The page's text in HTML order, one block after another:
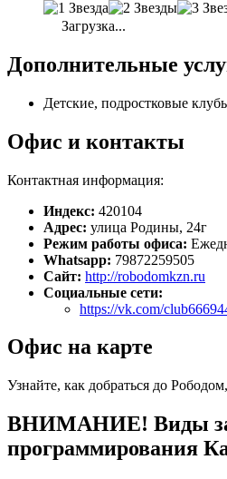
Загрузка...
Дополнительные
Детские, подростковые
Офис и контакты
Контактная информация:
Индекс: 420104
Адрес: улица Родины, 24г
Режим работы офиса:
Whatsapp: 79872259505
Сайт: http://robodomkzn.ru
Социальные сети:
https://vk.com/
Офис на карте
Узнайте, как добраться до
ВНИМАНИЕ! Виды
программирования